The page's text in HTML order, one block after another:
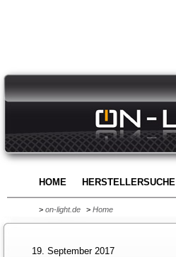
HOME HERSTELLERSUCHE
> on-light.de > Home
19. September 2017